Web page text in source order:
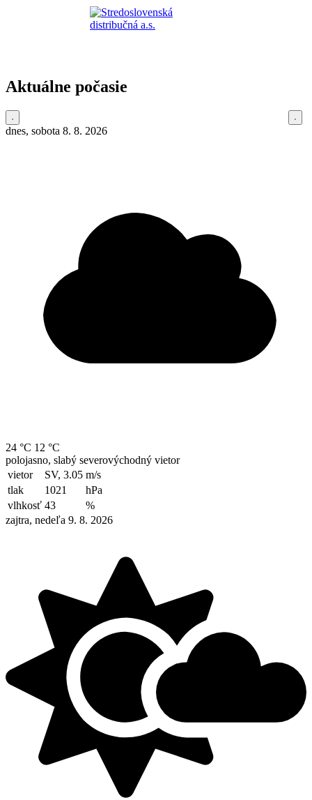
Aktuálne počasie
dnes, sobota 8. 8. 2026
24 °C 12 °C
polojasno, slabý severovýchodný vietor
vietor
SV, 3.05 m/s
tlak
1021
hPa
vlhkosť 43
%
zajtra, nedeľa 9. 8. 2026